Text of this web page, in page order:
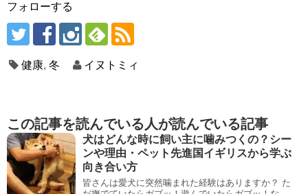
フォローする
健康, 冬 イヌトミィ
この記事を読んでいる人が読んでいる記事
犬はどんな時に飼い主に噛みつくの？シー
ンや理由・ペット先進国イギリスから学ぶ
向き合い方
皆さんは愛犬に突然噛まれた経験はありますか？ た